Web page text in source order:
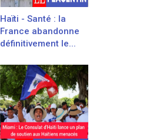
Haïti - Santé : la
France abandonne
définitivement le...